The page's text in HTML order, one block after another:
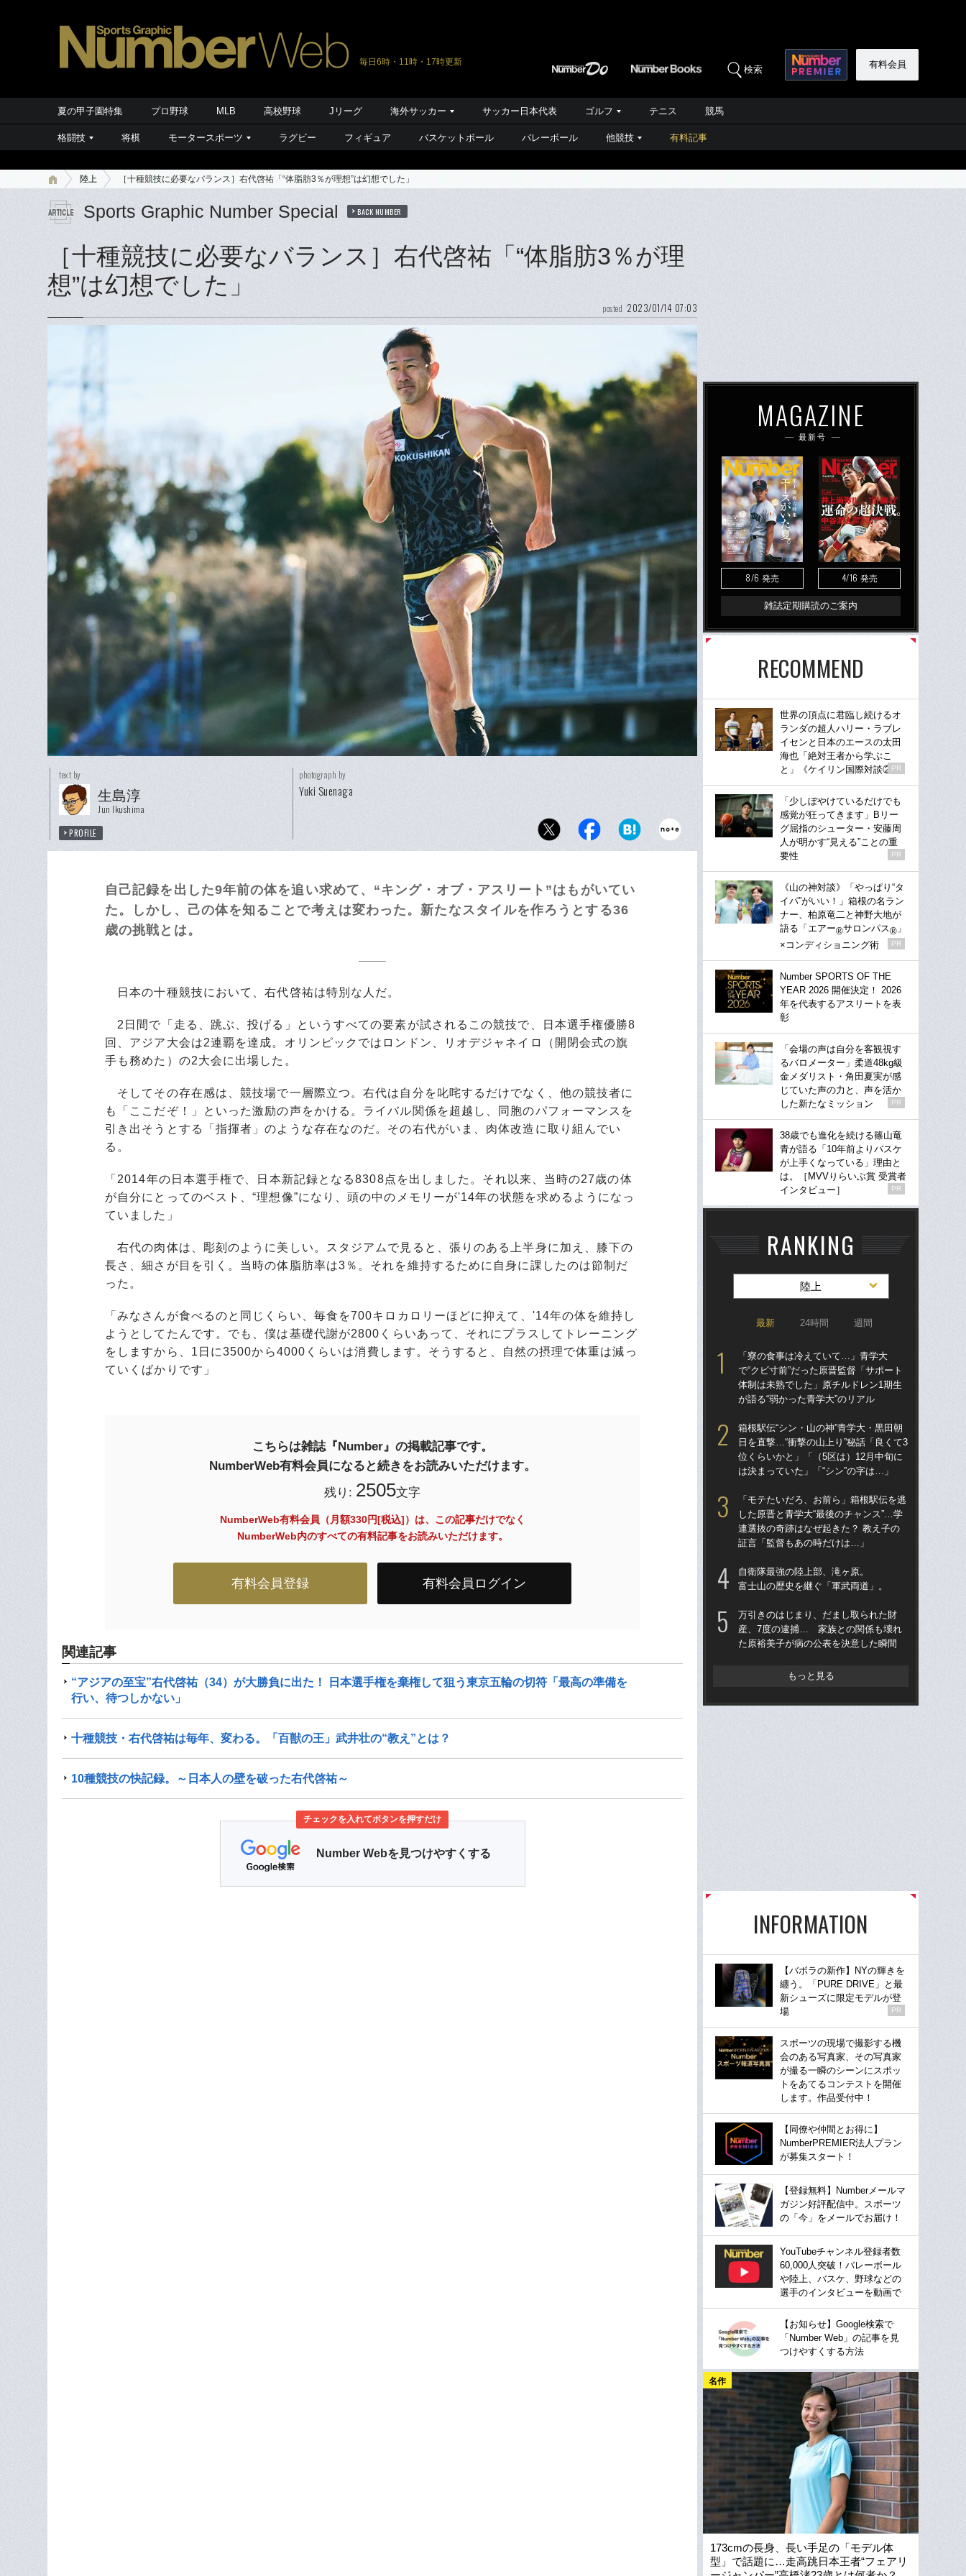
毎日6時・11時・17時更新
検索 有料会員
夏の甲子園特集 プロ野球 MLB 高校野球 Jリーグ 海外サッカー サッカー日本代表 ゴルフ テニス 競馬
格闘技 将棋 モータースポーツ ラグビー フィギュア バスケットボール バレーボール 他競技 有料記事
陸上 ［十種競技に必要なバランス］右代啓祐「“体脂肪3％が理想”は幻想でした」
Sports Graphic Number Special BACK NUMBER
［十種競技に必要なバランス］右代啓祐「“体脂肪3％が理
想”は幻想でした」
posted 2023/01/14 07:03
text by
生島淳
Jun Ikushima
PROFILE
photograph by
Yuki Suenaga
自己記録を出した9年前の体を追い求めて、“キング・オブ・アスリート”はもがいてい
た。しかし、己の体を知ることで考えは変わった。新たなスタイルを作ろうとする36
歳の挑戦とは。
日本の十種競技において、右代啓祐は特別な人だ。
2日間で「走る、跳ぶ、投げる」というすべての要素が試されるこの競技で、日本選手権優勝8
回、アジア大会は2連覇を達成。オリンピックではロンドン、リオデジャネイロ（開閉会式の旗
手も務めた）の2大会に出場した。
そしてその存在感は、競技場で一層際立つ。右代は自分を叱咤するだけでなく、他の競技者に
も「ここだぞ！」といった激励の声をかける。ライバル関係を超越し、同胞のパフォーマンスを
引き出そうとする「指揮者」のような存在なのだ。その右代がいま、肉体改造に取り組んでい
る。
「2014年の日本選手権で、日本新記録となる8308点を出しました。それ以来、当時の27歳の体
が自分にとってのベスト、“理想像”になり、頭の中のメモリーが'14年の状態を求めるようになっ
ていました」
右代の肉体は、彫刻のように美しい。スタジアムで見ると、張りのある上半身に加え、膝下の
長さ、細さが目を引く。当時の体脂肪率は3％。それを維持するために自身に課したのは節制だ
った。
「みなさんが食べるのと同じくらい、毎食を700キロカロリーほどに抑えて、'14年の体を維持し
ようとしてたんです。でも、僕は基礎代謝が2800くらいあって、それにプラスしてトレーニング
をしますから、1日に3500から4000くらいは消費します。そうすると、自然の摂理で体重は減っ
ていくばかりです」
こちらは雑誌『Number』の掲載記事です。
NumberWeb有料会員になると続きをお読みいただけます。
残り: 2505文字
NumberWeb有料会員（月額330円[税込]）は、この記事だけでなく
NumberWeb内のすべての有料記事をお読みいただけます。
有料会員登録 有料会員ログイン
関連記事
“アジアの至宝”右代啓祐（34）が大勝負に出た！ 日本選手権を棄権して狙う東京五輪の切符「最高の準備を
行い、待つしかない」
十種競技・右代啓祐は毎年、変わる。「百獣の王」武井壮の“教え”とは？
10種競技の快記録。～日本人の壁を破った右代啓祐～
チェックを入れてボタンを押すだけ
Number Webを見つけやすくする
MAGAZINE
最新号
8/6 発売 4/16 発売
雑誌定期購読のご案内
RECOMMEND
世界の頂点に君臨し続けるオ
ランダの超人ハリー・ラブレ
イセンと日本のエースの太田
海也「絶対王者から学ぶこ
と」《ケイリン国際対談②》
PR
「少しぼやけているだけでも
感覚が狂ってきます」Bリー
グ屈指のシューター・安藤周
人が明かす“見える”ことの重
要性
PR
《山の神対談》「やっぱり“タ
イパ”がいい！」箱根の名ラン
ナー、柏原竜二と神野大地が
語る「エアー®サロンパス® 」
×コンディショニング術
PR
Number SPORTS OF THE
YEAR 2026 開催決定！ 2026
年を代表するアスリートを表
彰
「会場の声は自分を客観視す
るバロメーター」柔道48kg級
金メダリスト・角田夏実が感
じていた声の力と、声を活か
した新たなミッション
PR
38歳でも進化を続ける篠山竜
青が語る「10年前よりバスケ
が上手くなっている」理由と
は。［MVVりらいぶ賞 受賞者
インタビュー］
PR
RANKING
陸上
最新 24時間 週間
「寮の食事は冷えていて…」青学大
で“クビ寸前”だった原晋監督「サポート
体制は未熟でした」原チルドレン1期生
が語る“弱かった青学大”のリアル
箱根駅伝“シン・山の神”青学大・黒田朝
日を直撃…“衝撃の山上り”秘話「良くて3
位くらいかと」「（5区は）12月中旬に
は決まっていた」「“シン”の字は…」
「モテたいだろ、お前ら」箱根駅伝を逃
した原晋と青学大“最後のチャンス”…学
連選抜の奇跡はなぜ起きた？ 教え子の
証言「監督もあの時だけは…」
自衛隊最強の陸上部、滝ヶ原。
富士山の歴史を継ぐ「軍武両道」。
万引きのはじまり、だまし取られた財
産、7度の逮捕… 家族との関係も壊れ
た原裕美子が病の公表を決意した瞬間
もっと見る
INFORMATION
【バボラの新作】NYの輝きを
纏う。「PURE DRIVE」と最
新シューズに限定モデルが登
場
PR
スポーツの現場で撮影する機
会のある写真家、その写真家
が撮る一瞬のシーンにスポッ
トをあてるコンテストを開催
します。作品受付中！
【同僚や仲間とお得に】
NumberPREMIER法人プラン
が募集スタート！
【登録無料】Numberメールマ
ガジン好評配信中。スポーツ
の「今」をメールでお届け！
YouTubeチャンネル登録者数
60,000人突破！バレーボール
や陸上、バスケ、野球などの
選手のインタビューを動画で
【お知らせ】Google検索で
「Number Web」の記事を見
つけやすくする方法
名作
173cmの長身、長い手足の「モデル体
型」で話題に…走高跳日本王者“フェアリ